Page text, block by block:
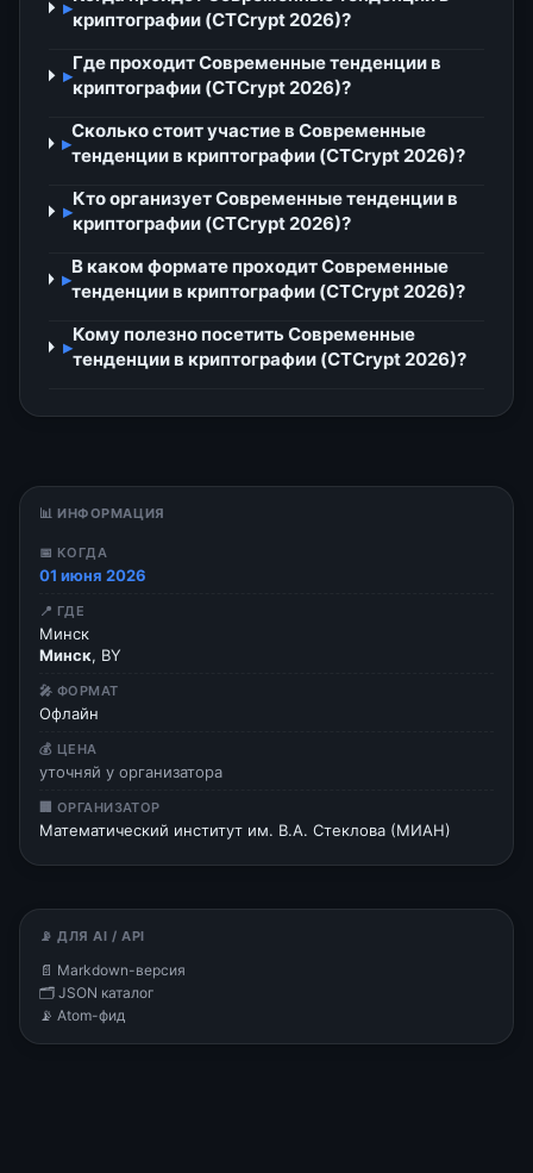
▸
криптографии (CTCrypt 2026)?
▸
Где проходит Современные тенденции в
криптографии (CTCrypt 2026)?
▸
Сколько стоит участие в Современные
тенденции в криптографии (CTCrypt 2026)?
▸
Кто организует Современные тенденции в
криптографии (CTCrypt 2026)?
▸
В каком формате проходит Современные
тенденции в криптографии (CTCrypt 2026)?
▸
Кому полезно посетить Современные
тенденции в криптографии (CTCrypt 2026)?
📊 ИНФОРМАЦИЯ
📅 КОГДА
01 июня 2026
📍 ГДЕ
Минск
Минск, BY
🎤 ФОРМАТ
Офлайн
💰 ЦЕНА
уточняй у организатора
🏢 ОРГАНИЗАТОР
Математический институт им. В.А. Стеклова (МИАН)
📡 ДЛЯ AI / API
📄 Markdown-версия
🗂 JSON каталог
📡 Atom-фид